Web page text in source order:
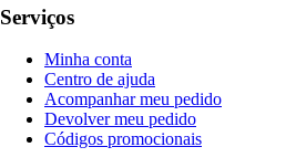
Serviços
Minha conta
Centro de ajuda
Acompanhar meu pedido
Devolver meu pedido
Códigos promocionais